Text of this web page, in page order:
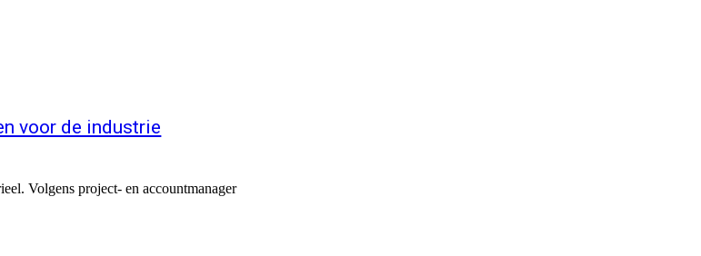
voor de industrie
Volgens project- en accountmanager